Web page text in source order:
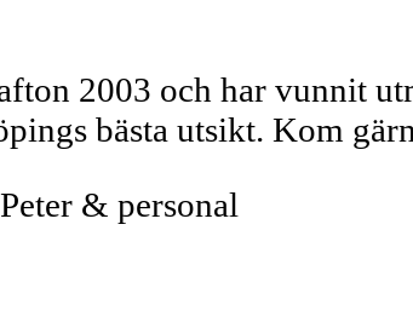
2003 och har vunnit
bästa utsikt. Kom
& personal